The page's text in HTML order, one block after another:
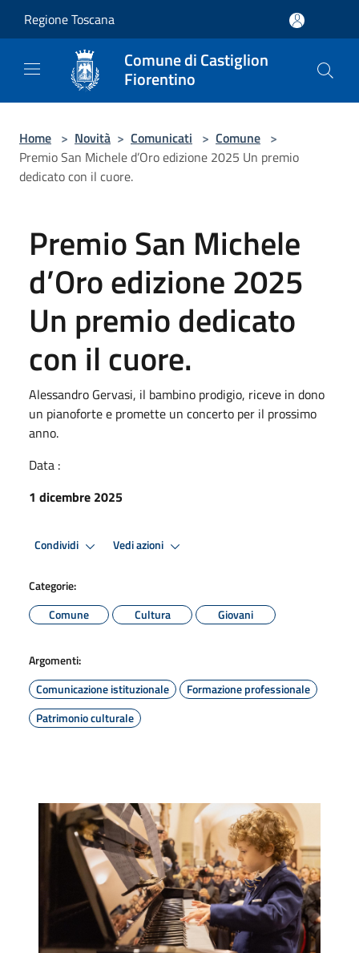
Regione Toscana
Comune di Castiglion
Fiorentino
Home > Novità > Comunicati > Comune >
Premio San Michele d’Oro edizione 2025 Un premio
dedicato con il cuore.
Premio San Michele
d’Oro edizione 2025
Un premio dedicato
con il cuore.
Alessandro Gervasi, il bambino prodigio, riceve in dono
un pianoforte e promette un concerto per il prossimo
anno.
Data :
1 dicembre 2025
Condividi Vedi azioni
Categorie:
Comune
Cultura Giovani
Argomenti:
Comunicazione istituzionale
Formazione professionale
Patrimonio culturale